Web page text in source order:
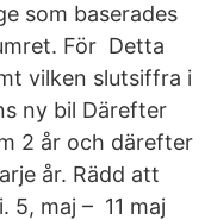
som baserades
För Detta
vilken slutsiffra i
ny bil Därefter
2 år och därefter
år. Rädd att
5, maj – 11 maj